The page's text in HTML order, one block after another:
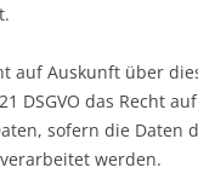
auf Auskunft über
DSGVO das Recht
sofern die Daten
werden.